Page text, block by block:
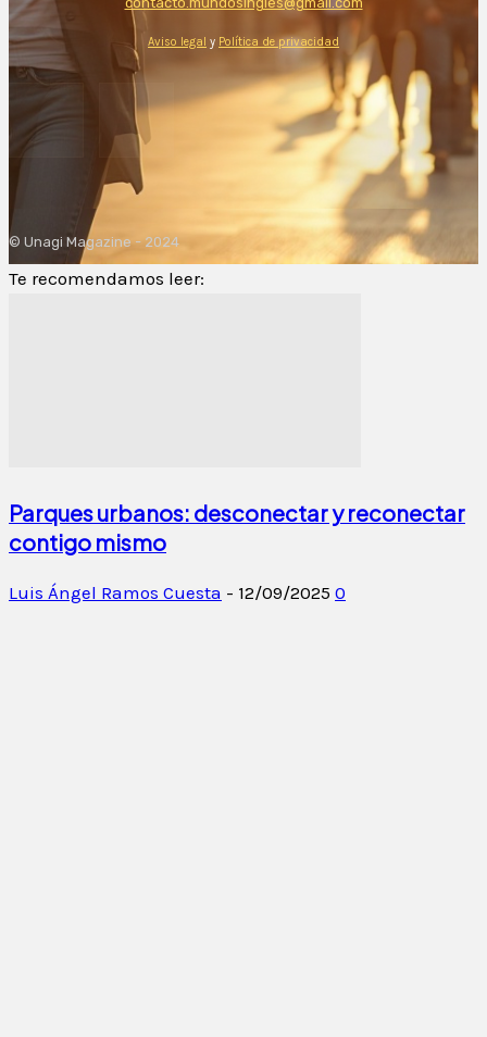
Aviso legal y Política de privacidad
© Unagi Magazine - 2024
Te recomendamos leer:
Parques urbanos: desconectar y reconectar
contigo mismo
Luis Ángel Ramos Cuesta - 12/09/2025 0